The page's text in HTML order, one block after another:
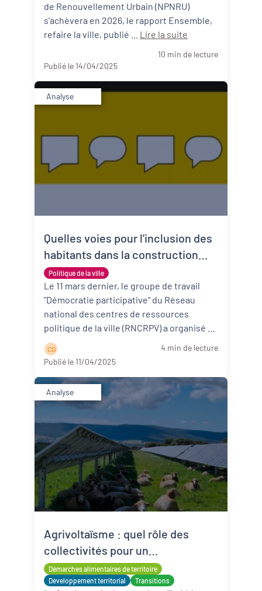
de Renouvellement Urbain (NPNRU)
s’achèvera en 2026, le rapport Ensemble,
Lire la suite
10 min de lecture
Publié le 14/04/2025
Analyse
Politique de la ville
Quelles voies pour l’inclusion des
habitants dans la construction
des politiques publiques ?
Le 11 mars dernier, le groupe de travail
"Démocratie participative" du Réseau
national des centres de ressources
politique de la ville (RNCRPV) a organisé un
C D
4 min de lecture
Publié le 11/04/2025
Analyse
Démarches alimentaires de territoire
Développement territorial
Transitions
Agrivoltaïsme : quel rôle des
collectivités pour un
développement territorial
équilibré ?